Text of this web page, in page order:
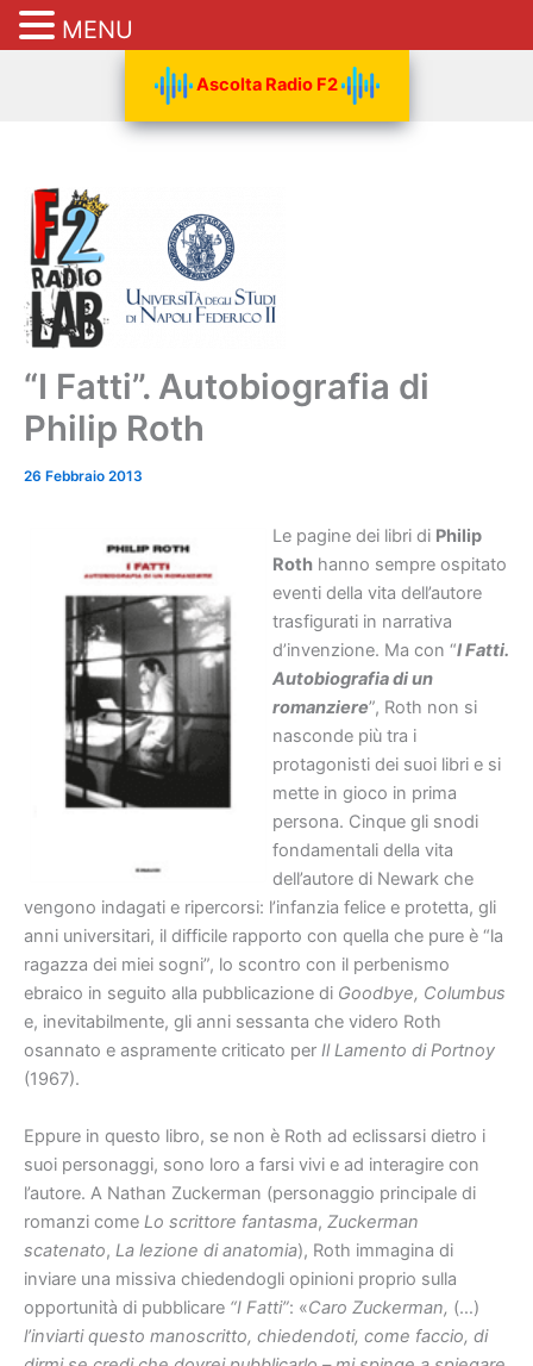
Ascolta Radio F2
“I Fatti”. Autobiografia di
Philip Roth
26 Febbraio 2013
Le pagine dei libri di Philip
Roth hanno sempre ospitato
eventi della vita dell’autore
trasfigurati in narrativa
d’invenzione. Ma con “I Fatti.
Autobiografia di un
romanziere”, Roth non si
nasconde più tra i
protagonisti dei suoi libri e si
mette in gioco in prima
persona. Cinque gli snodi
fondamentali della vita
dell’autore di Newark che
vengono indagati e ripercorsi: l’infanzia felice e protetta, gli
anni universitari, il difficile rapporto con quella che pure è “la
ragazza dei miei sogni”, lo scontro con il perbenismo
ebraico in seguito alla pubblicazione di Goodbye, Columbus
e, inevitabilmente, gli anni sessanta che videro Roth
osannato e aspramente criticato per Il Lamento di Portnoy
(1967).
Eppure in questo libro, se non è Roth ad eclissarsi dietro i
suoi personaggi, sono loro a farsi vivi e ad interagire con
l’autore. A Nathan Zuckerman (personaggio principale di
romanzi come Lo scrittore fantasma, Zuckerman
scatenato, La lezione di anatomia), Roth immagina di
inviare una missiva chiedendogli opinioni proprio sulla
opportunità di pubblicare “I Fatti”: «Caro Zuckerman, (…)
l’inviarti questo manoscritto, chiedendoti, come faccio, di
MENU